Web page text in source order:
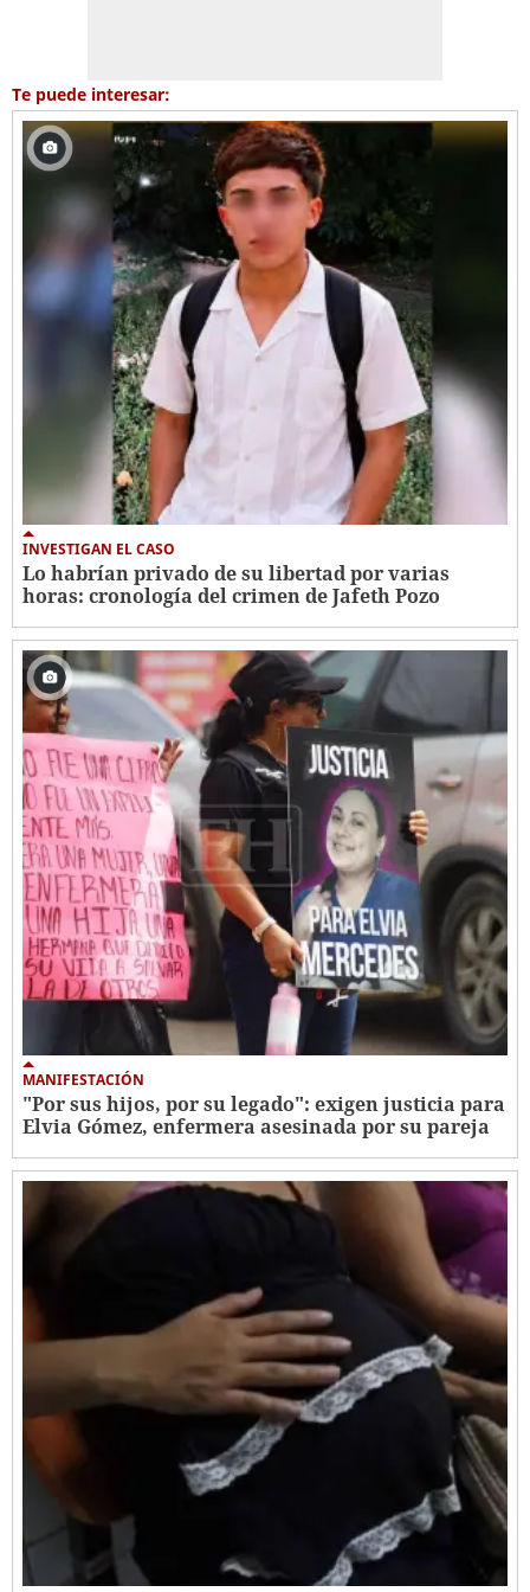
Te puede interesar:
INVESTIGAN EL CASO
Lo habrían privado de su libertad por varias
horas: cronología del crimen de Jafeth Pozo
MANIFESTACIÓN
"Por sus hijos, por su legado": exigen justicia para
Elvia Gómez, enfermera asesinada por su pareja